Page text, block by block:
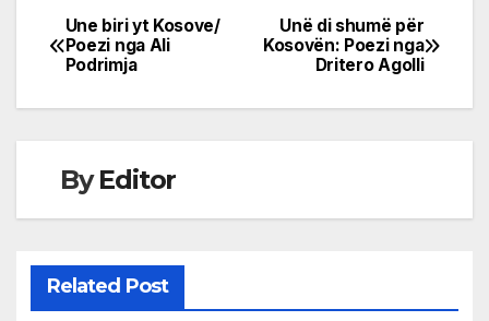
Post
navigation
Unë di shumë për
Kosovën: Poezi nga
Dritero Agolli
Une biri yt Kosove/
Poezi nga Ali
Podrimja
ByEditor
Related Post